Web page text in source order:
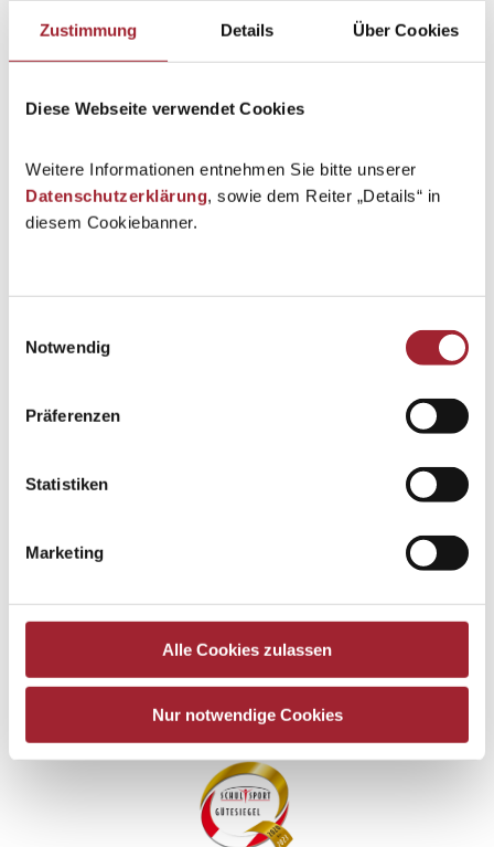
Zustimmung Details Über Cookies
Diese Webseite verwendet Cookies
Weitere Informationen entnehmen Sie bitte unserer
Datenschutzerklärung, sowie dem Reiter „Details“ in
diesem Cookiebanner.
Notwendig
Präferenzen
Statistiken
Marketing
Alle Cookies zulassen
Nur notwendige Cookies
Zurück zur Übersicht